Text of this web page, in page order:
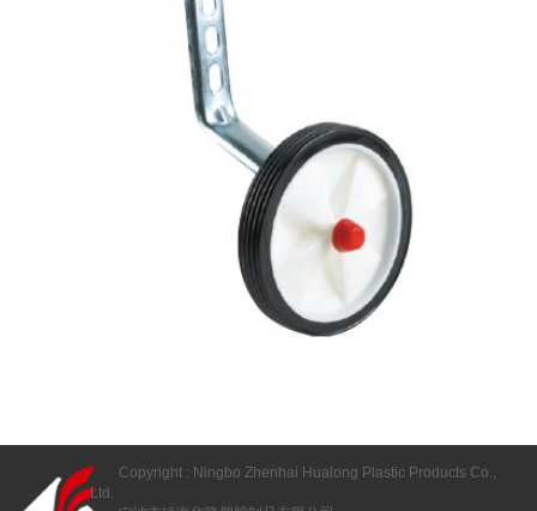
Copyright : Ningbo Zhenhai Hualong Plastic Products Co.,
Ltd.